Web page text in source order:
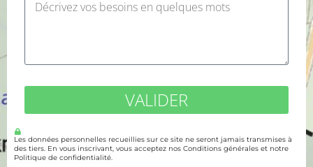
VALIDER
Les données personnelles recueillies sur ce site ne seront jamais transmises à
des tiers. En vous inscrivant, vous acceptez nos Conditions générales et notre
Politique de confidentialité.